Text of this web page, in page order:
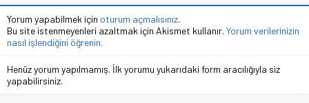
Yorum yapabilmek için oturum açmalısınız.
Bu site istenmeyenleri azaltmak için Akismet kullanır. Yorum verilerinizin
nasıl işlendiğini öğrenin.
Henüz yorum yapılmamış. İlk yorumu yukarıdaki form aracılığıyla siz
yapabilirsiniz.